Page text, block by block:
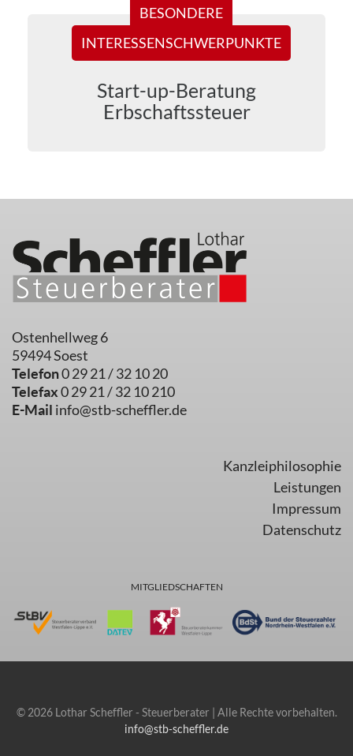
BESONDERE
INTERESSENSCHWERPUNKTE
Start-up-Beratung
Erbschaftssteuer
Ostenhellweg 6
59494 Soest
Telefon0 29 21 / 32 10 20
Telefax0 29 21 / 32 10 210
E-Mail info@stb-scheffler.de
Kanzleiphilosophie
Leistungen
Impressum
Datenschutz
MITGLIEDSCHAFTEN
© 2026 Lothar Scheffler - Steuerberater | Alle Rechte vorbehalten.
info@stb-scheffler.de